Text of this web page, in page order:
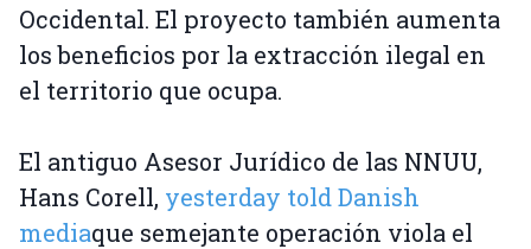
Occidental. El proyecto también aumenta
los beneficios por la extracción ilegal en
el territorio que ocupa.
El antiguo Asesor Jurídico de las NNUU,
Hans Corell, yesterday told Danish
mediaque semejante operación viola el